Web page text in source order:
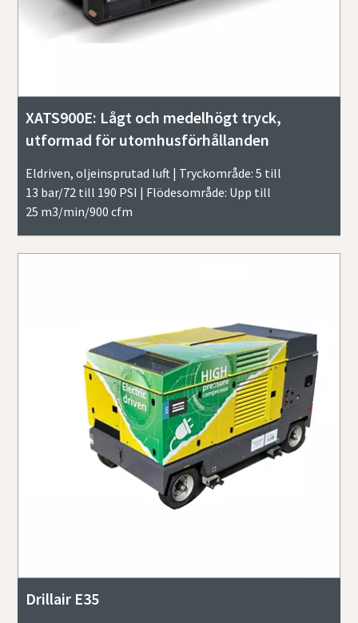
XATS900E: Lågt och medelhögt tryck,
utformad för utomhusförhållanden
Eldriven, oljeinsprutad luft | Tryckområde: 5 till
13 bar/72 till 190 PSI | Flödesområde: Upp till
25 m3/min/900 cfm
Drillair E35